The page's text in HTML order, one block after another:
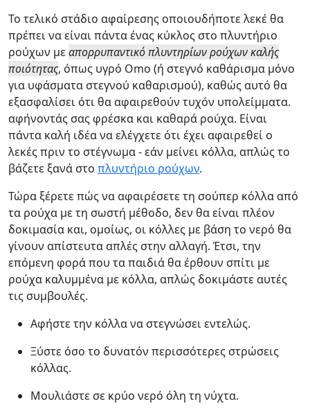
Το τελικό στάδιο αφαίρεσης οποιουδήποτε λεκέ θα
πρέπει να είναι πάντα ένας κύκλος στο πλυντήριο
ρούχων μεαπορρυπαντικό πλυντηρίων ρούχων καλής
ποιότητας, όπως υγρό Omo (ή στεγνό καθάρισμα μόνο
για υφάσματα στεγνού καθαρισμού), καθώς αυτό θα
εξασφαλίσει ότι θα αφαιρεθούν τυχόν υπολείμματα.
αφήνοντάς σας φρέσκα και καθαρά ρούχα. Είναι
πάντα καλή ιδέα να ελέγχετε ότι έχει αφαιρεθεί ο
λεκές πριν το στέγνωμα - εάν μείνει κόλλα, απλώς το
βάζετε ξανά στο πλυντήριο ρούχων.
Τώρα ξέρετε πώς να αφαιρέσετε τη σούπερ κόλλα από
τα ρούχα με τη σωστή μέθοδο, δεν θα είναι πλέον
δοκιμασία και, ομοίως, οι κόλλες με βάση το νερό θα
γίνουν απίστευτα απλές στην αλλαγή. Έτσι, την
επόμενη φορά που τα παιδιά θα έρθουν σπίτι με
ρούχα καλυμμένα με κόλλα, απλώς δοκιμάστε αυτές
τις συμβουλές.
Αφήστε την κόλλα να στεγνώσει εντελώς.
Ξύστε όσο το δυνατόν περισσότερες στρώσεις
κόλλας.
Μουλιάστε σε κρύο νερό όλη τη νύχτα.